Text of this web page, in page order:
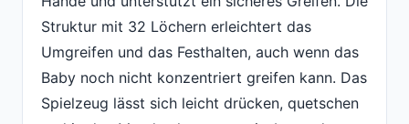
Struktur mit 32 Löchern erleichtert das
Umgreifen und das Festhalten, auch wenn das
Baby noch nicht konzentriert greifen kann. Das
Spielzeug lässt sich leicht drücken, quetschen